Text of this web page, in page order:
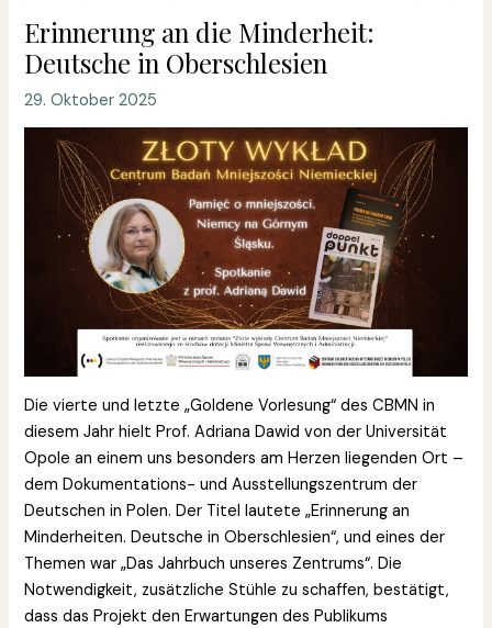
Erinnerung an die Minderheit:
Deutsche in Oberschlesien
29. Oktober 2025
Die vierte und letzte „Goldene Vorlesung“ des CBMN in
diesem Jahr hielt Prof. Adriana Dawid von der Universität
Opole an einem uns besonders am Herzen liegenden Ort –
dem Dokumentations- und Ausstellungszentrum der
Deutschen in Polen. Der Titel lautete „Erinnerung an
Minderheiten. Deutsche in Oberschlesien“, und eines der
Themen war „Das Jahrbuch unseres Zentrums“. Die
Notwendigkeit, zusätzliche Stühle zu schaffen, bestätigt,
dass das Projekt den Erwartungen des Publikums